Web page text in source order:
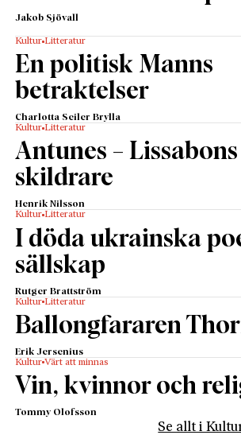
Jakob Sjövall
Kultur Litteratur
En politisk Manns
betraktelser
Charlotta Seiler Brylla
Kultur Litteratur
Antunes –
skildrare
Henrik Nilsson
Kultur Litteratur
I döda ukrainska
sällskap
Rutger Brattström
Kultur Litteratur
Ballongfararen
Erik Jersenius
Kultur Värt att minnas
Vin, kvinnor och
Tommy Olofsson
Se allt i